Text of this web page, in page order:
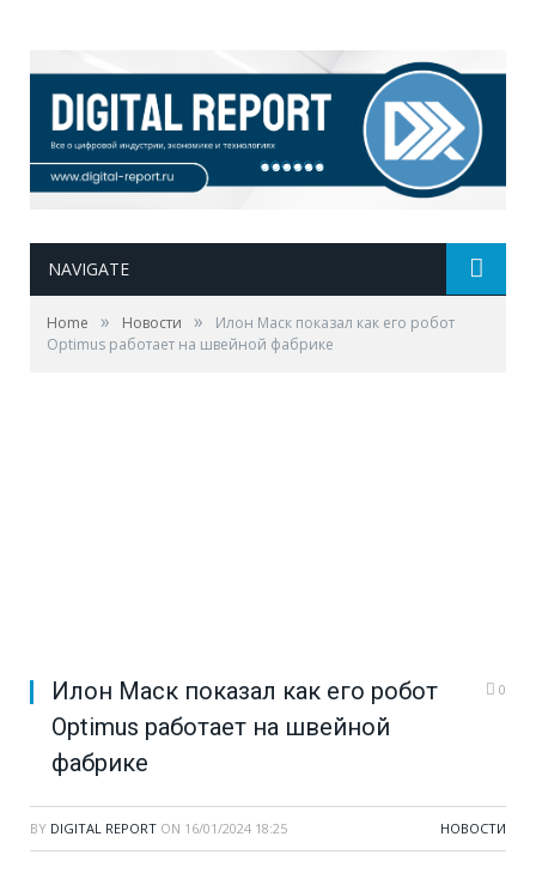
NAVIGATE
Home » Новости »
Илон Маск показал как его робот
Optimus работает на швейной фабрике
Илон Маск показал как его робот
Optimus работает на швейной
фабрике
0
BY DIGITAL REPORT ON 16/01/2024 18:25 НОВОСТИ